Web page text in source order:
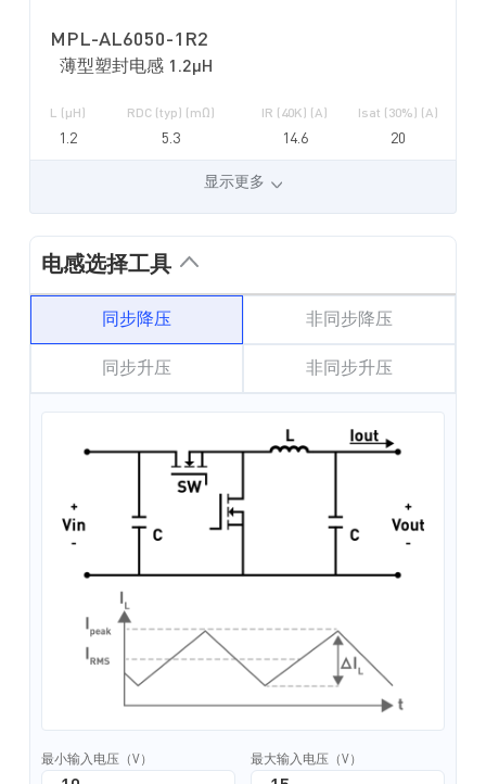
MPL-AL6050-1R2
薄型塑封电感 1.2µH
L (µH) RDC (typ) (mΩ) IR (40K) (A) Isat (30%) (A)
1.2 5.3 14.6 20
显示更多
电感选择工具
同步降压 非同步降压
同步升压 非同步升压
最小输入电压（V） 最大输入电压（V）